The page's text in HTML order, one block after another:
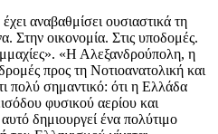
αναβαθμίσει ουσιαστικά τη
Στην οικονομία. Στις υποδομές.
«Η Αλεξανδρούπολη, η
προς τη Νοτιοανατολική και
πολύ σημαντικό: ότι η Ελλάδα
φυσικού αερίου και
δημιουργεί ένα πολύτιμο